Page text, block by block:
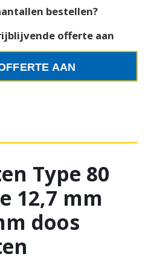
bestellen?
offerte aan
AAN
Type 80
12,7 mm
doos